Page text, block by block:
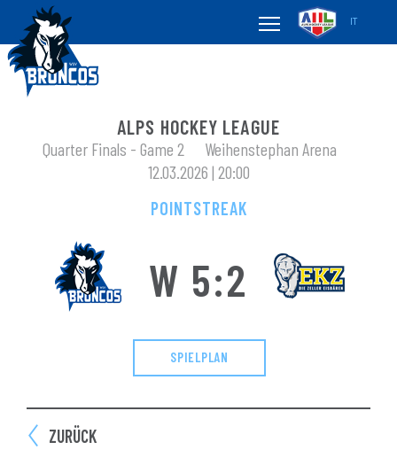
IT
ALPS HOCKEY LEAGUE
Quarter Finals - Game 2
Weihenstephan Arena
12.03.2026 | 20:00
POINTSTREAK
W 5:2
SPIELPLAN
ZURÜCK